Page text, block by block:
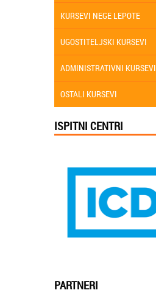
KURSEVI NEGE LEPOTE
UGOSTITELJSKI KURSEVI
ADMINISTRATIVNI KURSEVI
OSTALI KURSEVI
ISPITNI CENTRI
PARTNERI